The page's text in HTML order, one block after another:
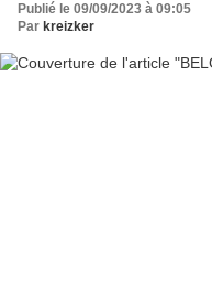
Publié le 09/09/2023 à 09:05
Par kreizker